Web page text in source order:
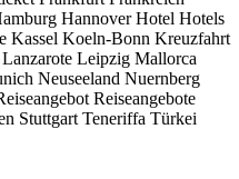
Hannover Hotel Hotels
Kassel Koeln-Bonn Kreuzfahrt
Leipzig Mallorca
Neuseeland Nuernberg
Reiseangebote
Stuttgart Teneriffa Türkei